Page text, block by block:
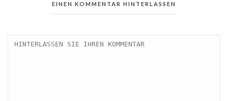
EINEN KOMMENTAR HINTERLASSEN